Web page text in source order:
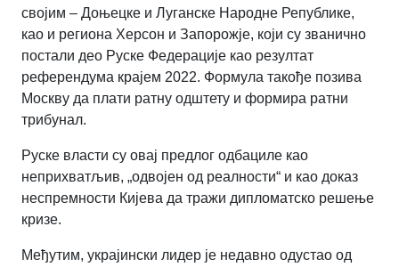
својим – Доњецке и Луганске Народне Републике,
као и региона Херсон и Запорожје, који су званично
постали део Руске Федерације као резултат
референдума крајем 2022. Формула такође позива
Москву да плати ратну одштету и формира ратни
трибунал.
Руске власти су овај предлог одбациле као
неприхватљив, „одвојен од реалности“ и као доказ
неспремности Кијева да тражи дипломатско решење
кризе.
Међутим, украјински лидер је недавно одустао од